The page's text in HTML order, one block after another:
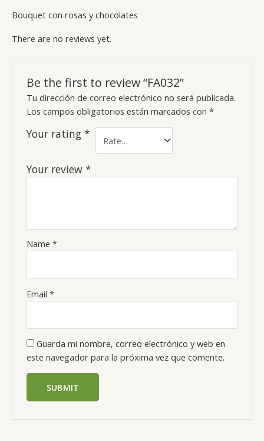
Bouquet con rosas y chocolates
There are no reviews yet.
Be the first to review “FA032”
Tu dirección de correo electrónico no será publicada.
Los campos obligatorios están marcados con*
Your rating*
Your review*
Name*
Email*
Guarda mi nombre, correo electrónico y web en
este navegador para la próxima vez que comente.